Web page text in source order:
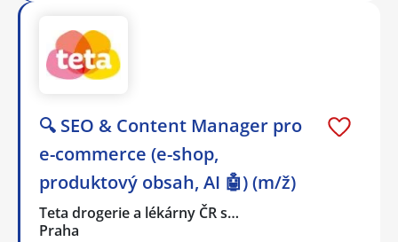
🔍 SEO & Content Manager pro
e-commerce (e-shop,
produktový obsah, AI 🤖) (m/ž)
Teta drogerie a lékárny ČR s…
Praha